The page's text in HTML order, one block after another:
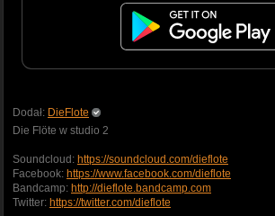
Dodał: DieFlote
Die Flöte w studio 2
Soundcloud: https://soundcloud.com/dieflote
Facebook: https://www.facebook.com/dieflote
Bandcamp: http://dieflote.bandcamp.com
Twitter: https://twitter.com/dieflote